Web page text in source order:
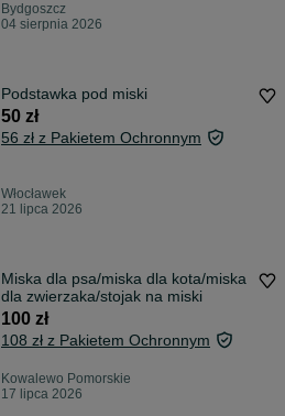
Bydgoszcz
04 sierpnia 2026
Podstawka pod miski
50 zł
56 zł z Pakietem Ochronnym
Włocławek
21 lipca 2026
Miska dla psa/miska dla kota/miska
dla zwierzaka/stojak na miski
100 zł
108 zł z Pakietem Ochronnym
Kowalewo Pomorskie
17 lipca 2026